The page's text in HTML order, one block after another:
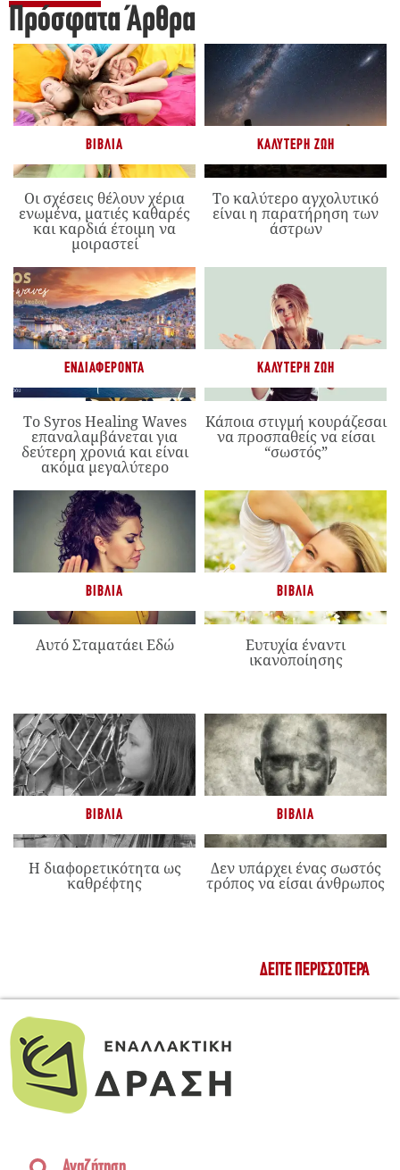
Πρόσφατα Άρθρα
ΒΙΒΛΊΑ
Οι σχέσεις θέλουν χέρια
ενωμένα, ματιές καθαρές
και καρδιά έτοιμη να
μοιραστεί
ΚΑΛΎΤΕΡΗ ΖΩΉ
Το καλύτερο αγχολυτικό
είναι η παρατήρηση των
άστρων
ΕΝΔΙΑΦΈΡΟΝΤΑ
Το Syros Healing Waves
επαναλαμβάνεται για
δεύτερη χρονιά και είναι
ακόμα μεγαλύτερο
ΚΑΛΎΤΕΡΗ ΖΩΉ
Κάποια στιγμή κουράζεσαι
να προσπαθείς να είσαι
“σωστός”
ΒΙΒΛΊΑ
Αυτό Σταματάει Εδώ
ΒΙΒΛΊΑ
Ευτυχία έναντι
ικανοποίησης
ΒΙΒΛΊΑ
Η διαφορετικότητα ως
καθρέφτης
ΒΙΒΛΊΑ
Δεν υπάρχει ένας σωστός
τρόπος να είσαι άνθρωπος
ΔΕΊΤΕ ΠΕΡΙΣΣΌΤΕΡΑ